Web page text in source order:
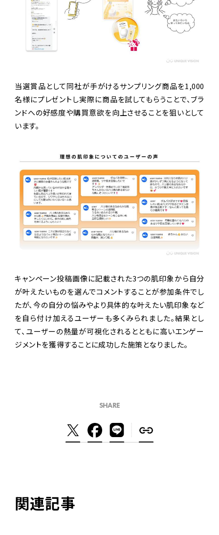
当選賞品として同社が手がけるサンプリング商品を1,000
名様にプレゼントし実際に商品を試してもらうことで、ブラ
ンドへの好感度や購買意欲を向上させることを狙いとして
います。
キャンペーン投稿画像に記載された3つの肌印象から自分
が叶えたいものを選んでコメントすることが参加条件でし
たが、今の自分の悩みやより具体的な叶えたい肌印象など
を自ら付け加えるユーザーも多くみられました。結果とし
て、ユーザーの熱量が可視化されるとともに高いエンゲー
ジメントを獲得することに成功した施策となりました。
SHARE
関連記事